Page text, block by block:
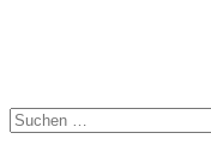
Suchen
nach: